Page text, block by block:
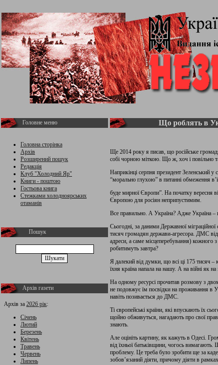
Головне меню
Головна сторінка
Архів
Розширений пошук
Редакція
Клуб "Холодний Яр"
Книги - поштою
Гостьова книга
Стежками холодноярських
отаманів
Пошук
Архів газети
Архів за 2026 рік:
Січень
Лютий
Березень
Квітень
Травень
Червень
Липень
Що роблять в
Ще 2014 року я писав, що російське
собі чорною міткою. Що ж, хоч і повільно
Наприкінці серпня президент Зеленський
“морально глухою” в питанні обмеження
буде мирної Європи”. На початку вересня
Європою для росіян неприпустимим.
Все правильно. А Україна? Адже Україна –
Сьогодні, за даними Державної
тисяч громадян держави-агресора. ДМС
адреси, а саме місцеперебування) кожного
робитимуть завтра?
Я далекий від думки, що всі ці 175 тисяч –
їхня країна напала на нашу. А на війні як на
На одному ресурсі прочитав розмову з
не подовжує їм посвідки на проживання в
навіть позивається до ДМС.
Ті європейські країни, які впускають їх
щойно обживуться, нагадають про свої
знають.
Але оцініть картину, як кажуть в Одесі.
від їхньої батьківщини, чогось
проблему. Це треба було зробити ще за
зобов’язаний діяти, причому діяти в